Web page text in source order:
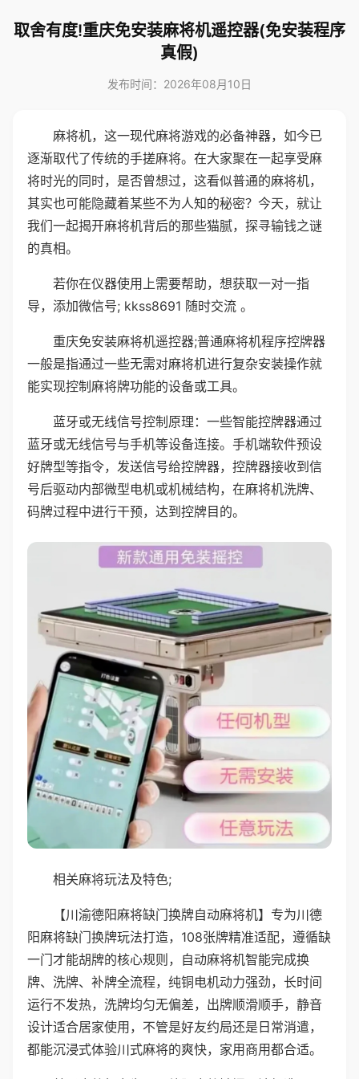
取舍有度!重庆免安装麻将机遥控器(免安装程序
真假)
发布时间：2026年08月10日
麻将机，这一现代麻将游戏的必备神器，如今已
逐渐取代了传统的手搓麻将。在大家聚在一起享受麻
将时光的同时，是否曾想过，这看似普通的麻将机，
其实也可能隐藏着某些不为人知的秘密？今天，就让
我们一起揭开麻将机背后的那些猫腻，探寻输钱之谜
的真相。
若你在仪器使用上需要帮助，想获取一对一指
导，添加微信号; kkss8691 随时交流 。
重庆免安装麻将机遥控器;普通麻将机程序控牌器
一般是指通过一些无需对麻将机进行复杂安装操作就
能实现控制麻将牌功能的设备或工具。
蓝牙或无线信号控制原理：一些智能控牌器通过
蓝牙或无线信号与手机等设备连接。手机端软件预设
好牌型等指令，发送信号给控牌器，控牌器接收到信
号后驱动内部微型电机或机械结构，在麻将机洗牌、
码牌过程中进行干预，达到控牌目的。
相关麻将玩法及特色;
【川渝德阳麻将缺门换牌自动麻将机】专为川德
阳麻将缺门换牌玩法打造，108张牌精准适配，遵循缺
一门才能胡牌的核心规则，自动麻将机智能完成换
牌、洗牌、补牌全流程，纯铜电机动力强劲，长时间
运行不发热，洗牌均匀无偏差，出牌顺滑顺手，静音
设计适合居家使用，不管是好友约局还是日常消遣，
都能沉浸式体验川式麻将的爽快，家用商用都合适。